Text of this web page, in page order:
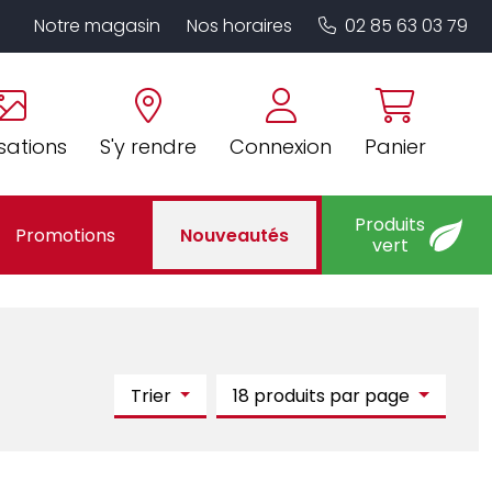
S'y rendre Connexion Panier
Notre magasin Nos horaires 02 85 63 03 79
Promotions Nouveautés
Produits
vert
Trier 18 produits par page